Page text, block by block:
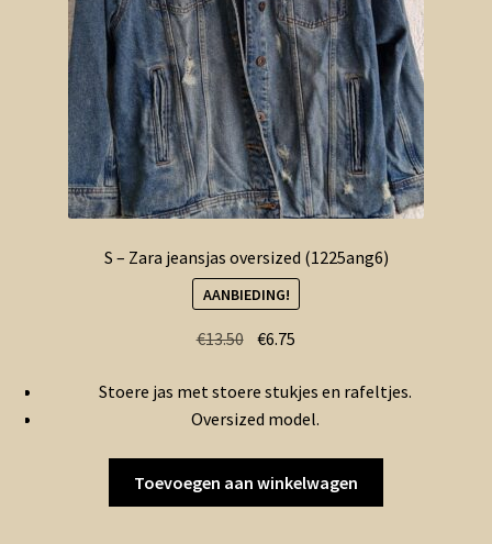
S – Zara jeansjas oversized (1225ang6)
AANBIEDING!
€13.50 Oorspronkelijke
was:
€13.50.
€6.75
is:
€6.75.
Stoere jas met stoere stukjes en rafeltjes.
Oversized model.
Toevoegen aan winkelwagen